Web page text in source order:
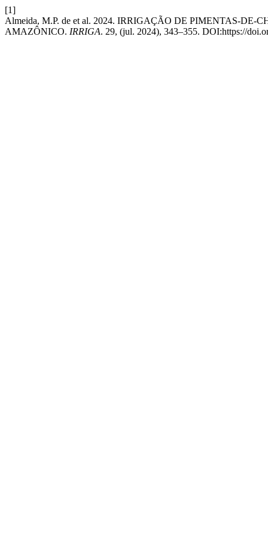
[1]
Almeida, M.P. de et al. 2024. IRRIGAÇÃO DE PIMENTAS-DE-
AMAZÔNICO. IRRIGA. 29, (jul. 2024), 343–355. DOI:https://